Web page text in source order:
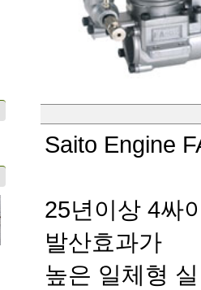
Saito Engine
25년이상 4싸
발산효과가
높은 일체형